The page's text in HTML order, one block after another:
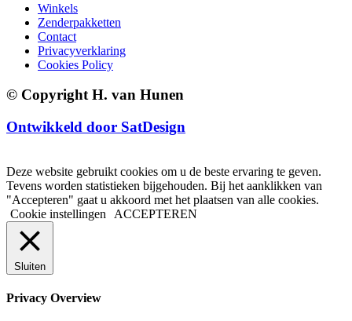
Winkels
Zenderpakketten
Contact
Privacyverklaring
Cookies Policy
© Copyright H. van Hunen
Ontwikkeld door SatDesign
Deze website gebruikt cookies om u de beste ervaring te geven.
Tevens worden statistieken bijgehouden. Bij het aanklikken van
"Accepteren" gaat u akkoord met het plaatsen van alle cookies.
Cookie instellingen
ACCEPTEREN
Sluiten
Privacy Overview